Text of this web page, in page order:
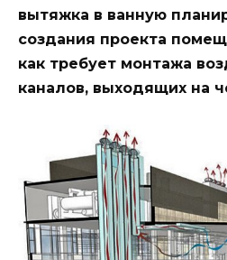
вытяжка в ванную
создания проекта
как требует монтажа
каналов, выходящих на